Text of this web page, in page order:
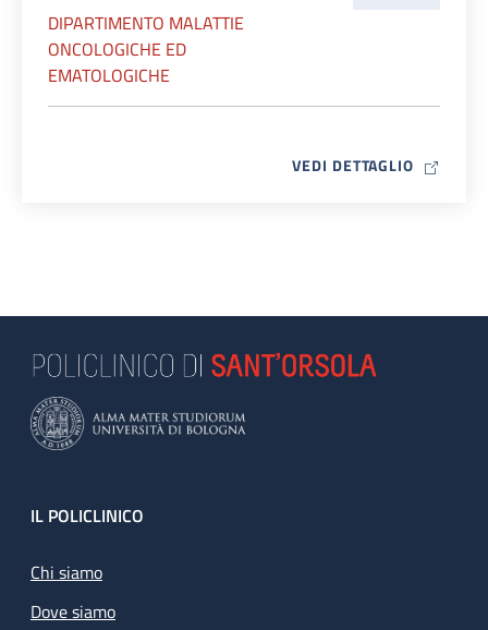
DIPARTIMENTO MALATTIE
ONCOLOGICHE ED
EMATOLOGICHE
VEDI DETTAGLIO MAP ICON
Footer
IL POLICLINICO
Chi siamo
Dove siamo